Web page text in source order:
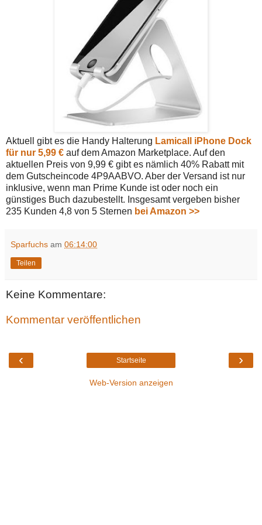
Aktuell gibt es die Handy Halterung Lamicall iPhone Dock
für nur 5,99 € auf dem Amazon Marketplace. Auf den
aktuellen Preis von 9,99 € gibt es nämlich 40% Rabatt mit
dem Gutscheincode 4P9AABVO. Aber der Versand ist nur
inklusive, wenn man Prime Kunde ist oder noch ein
günstiges Buch dazubestellt. Insgesamt vergeben bisher
235 Kunden 4,8 von 5 Sternen bei Amazon >>
Sparfuchs am 06:14:00
Teilen
Keine Kommentare:
Kommentar veröffentlichen
‹ ›
Startseite
Web-Version anzeigen